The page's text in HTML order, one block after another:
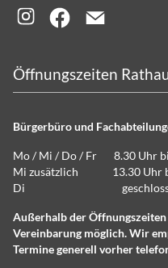
Öffnungszeiten
Bürgerbüro und
Mo / Mi / Do / Fr 8.30 Uhr
Mi zusätzlich 13.30 Uhr
Di
Außerhalb der
Vereinbarung möglich. Wir
Termine generell vorher